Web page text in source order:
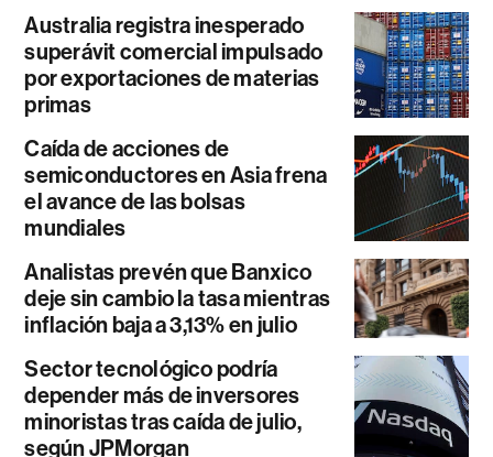
Australia registra inesperado
superávit comercial impulsado
por exportaciones de materias
primas
Caída de acciones de
semiconductores en Asia frena
el avance de las bolsas
mundiales
Analistas prevén que Banxico
deje sin cambio la tasa mientras
inflación baja a 3,13% en julio
Sector tecnológico podría
depender más de inversores
minoristas tras caída de julio,
según JPMorgan